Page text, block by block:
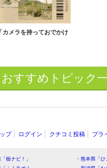
メラを持っておでかけ
おすすめトピック
プ ログイン クチコミ投稿 プラ
「栃ナビ！」
・熊本県「